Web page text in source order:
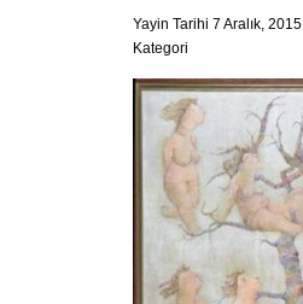
Yayin Tarihi 7 Aralık, 2015
Kategori